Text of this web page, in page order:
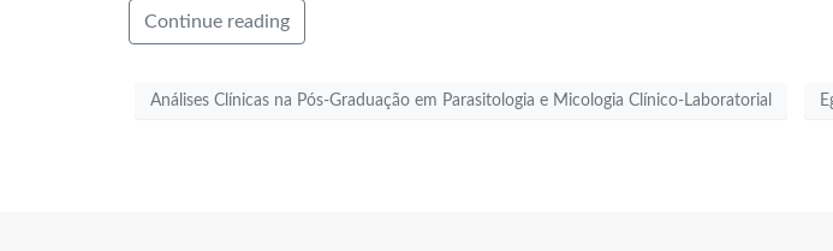
Continue reading
Análises Clínicas na Pós-Graduação em Parasitologia e Micologia Clínico-Laboratorial